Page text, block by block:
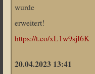
wurde
erweitert!
https://t.co/xL1w9sjI6K
20.04.2023 13:41